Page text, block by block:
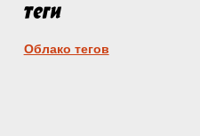
Облако тегов